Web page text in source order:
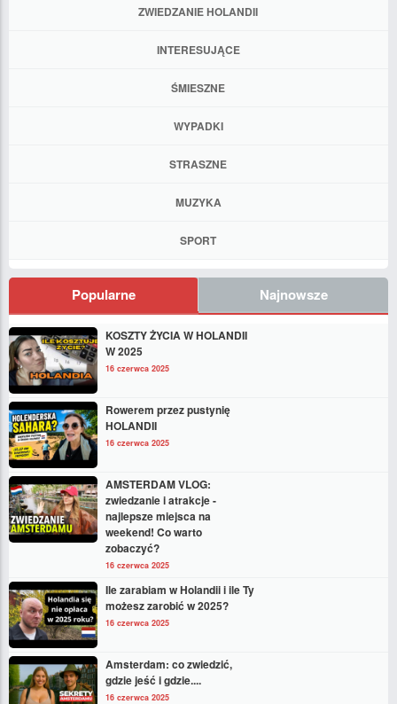
ZWIEDZANIE HOLANDII
INTERESUJĄCE
ŚMIESZNE
WYPADKI
STRASZNE
MUZYKA
SPORT
Popularne Najnowsze
KOSZTY ŻYCIA W HOLANDII
W 2025
16 czerwca 2025
Rowerem przez pustynię
HOLANDII
16 czerwca 2025
AMSTERDAM VLOG:
zwiedzanie i atrakcje -
najlepsze miejsca na
weekend! Co warto
zobaczyć?
16 czerwca 2025
Ile zarabiam w Holandii i ile Ty
możesz zarobić w 2025?
16 czerwca 2025
Amsterdam: co zwiedzić,
gdzie jeść i gdzie....
16 czerwca 2025